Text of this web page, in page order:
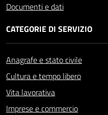
Documenti e dati
CATEGORIE DI SERVIZIO
Anagrafe e stato civile
Cultura e tempo libero
Vita lavorativa
Imprese e commercio